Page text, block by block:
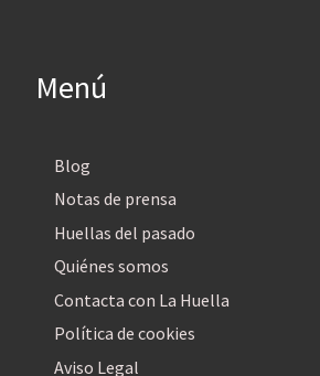
Menú
Blog
Notas de prensa
Huellas del pasado
Quiénes somos
Contacta con La Huella
Política de cookies
Aviso Legal